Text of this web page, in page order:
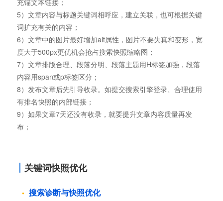
充锚文本链接；
5）文章内容与标题关键词相呼应，建立关联，也可根据关键
词扩充有关的内容；
6）文章中的图片最好增加alt属性，图片不要失真和变形，宽
度大于500px更优机会抢占搜索快照缩略图；
7）文章排版合理、段落分明、段落主题用H标签加强，段落
内容用span或p标签区分；
8）发布文章后先引导收录。如提交搜索引擎登录、合理使用
有排名快照的内部链接；
9）如果文章7天还没有收录，就要提升文章内容质量再发
布；
关键词快照优化
搜索诊断与快照优化